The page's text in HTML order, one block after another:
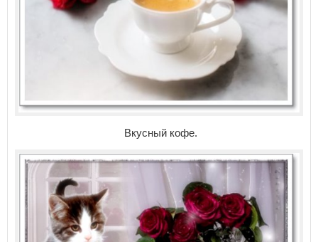
Вкусный кофе.